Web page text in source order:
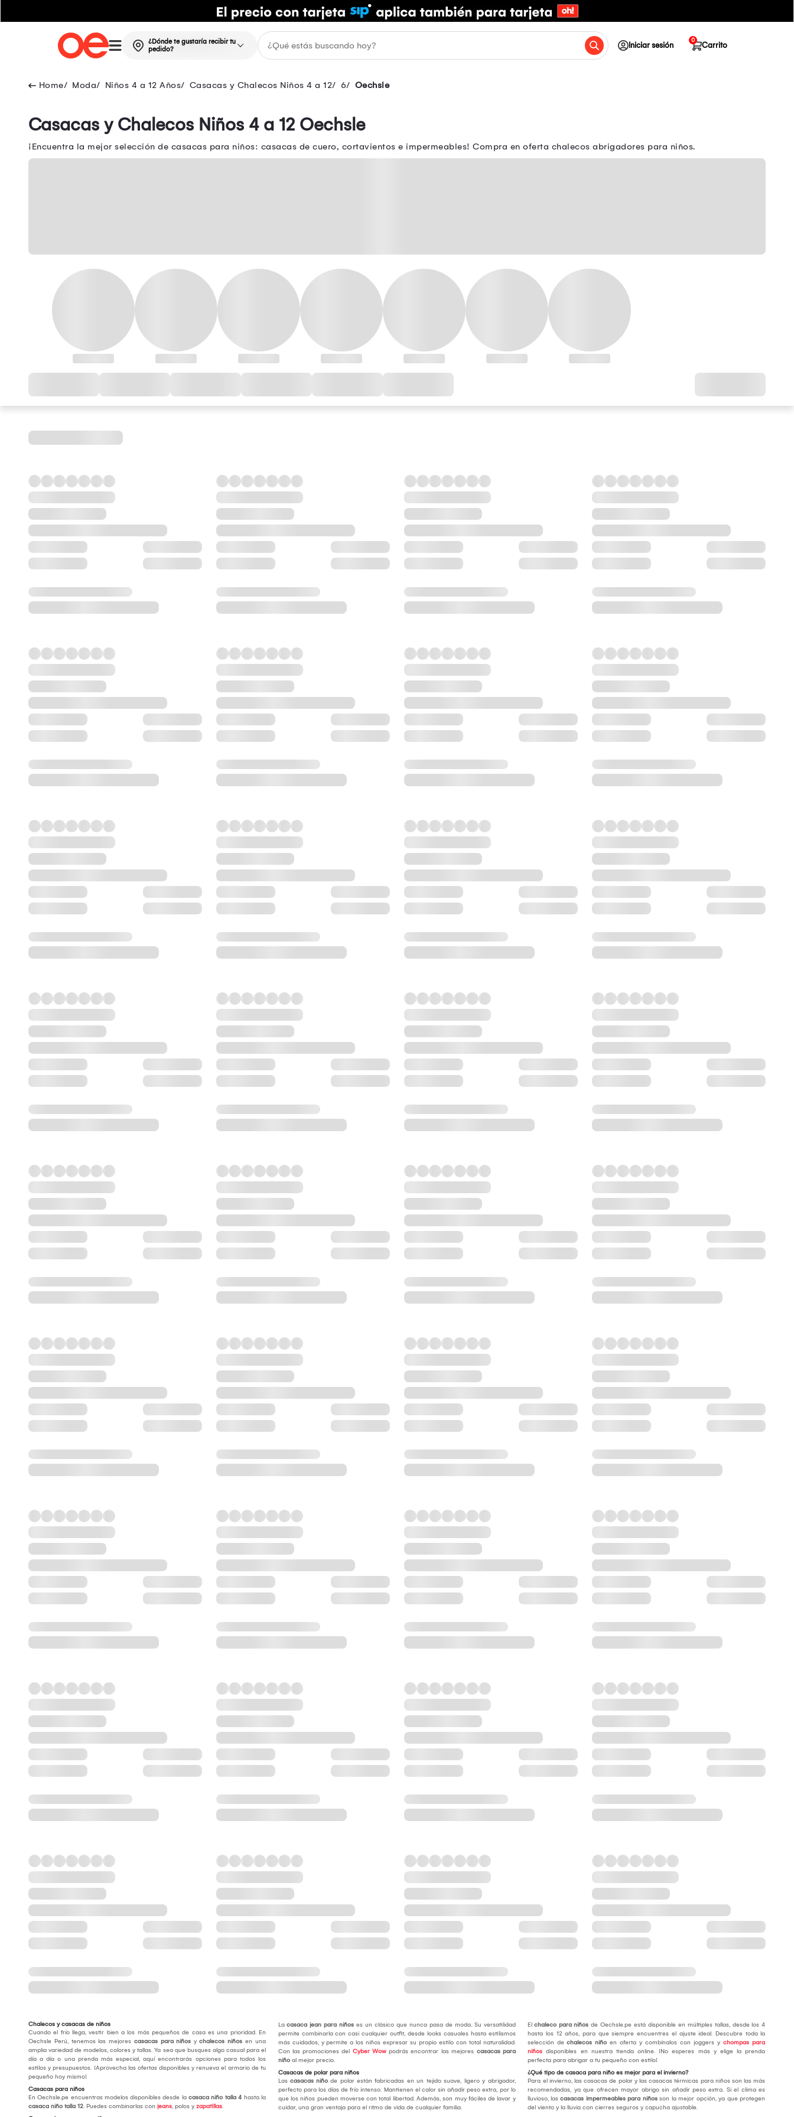
¿Dónde te gustaría recibir tu
pedido?
Iniciar sesión Carrito
0
Moda Niños 4 a 12 Años Casacas y Chalecos Niños 4 a 12 6 Oechsle
Casacas y Chalecos Niños 4 a 12 Oechsle
¡Encuentra la mejor selección de casacas para niños: casacas de cuero, cortavientos e impermeables! Compra en oferta chalecos abrigadores para niños.
Chalecos y casacas de niños
Cuando el frío llega, vestir bien a los más pequeños de casa es una prioridad. En
Oechsle Perú, tenemos las mejores casacas para niños y chalecos niños en una
amplia variedad de modelos, colores y tallas. Ya sea que busques algo casual para el
día a día o una prenda más especial, aquí encontrarás opciones para todos los
estilos y presupuestos. ¡Aprovecha las ofertas disponibles y renueva el armario de tu
pequeño hoy mismo!
Casacas para niños
En Oechsle.pe encuentras modelos disponibles desde la casaca niño talla 4 hasta la
casaca niño talla 12. Puedes combinarlas con jeans, polos y zapatillas.
La casaca jean para niñoses un clásico que nunca pasa de moda. Su versatilidad
permite combinarla con casi cualquier outfit, desde looks casuales hasta estilismos
más cuidados, y permite a los niños expresar su propio estilo con total naturalidad.
Con las promociones del Cyber Wowpodrás encontrar las mejores casacas para
niñoal mejor precio.
Casacas de polar para niños
Las casacas niñode polar están fabricadas en un tejido suave, ligero y abrigador,
perfecto para los días de frío intenso. Mantienen el calor sin añadir peso extra, por lo
que los niños pueden moverse con total libertad. Además, son muy fáciles de lavar y
cuidar, una gran ventaja para el ritmo de vida de cualquier familia.
Elchaleco para niños de Oechsle.pe está disponible en múltiples tallas, desde los 4
hasta los 12 años, para que siempre encuentres el ajuste ideal. Descubre toda la
selección dechalecos niño en oferta y combínalos con joggers ychompas para
niños disponibles en nuestra tienda online. ¡No esperes más y elige la prenda
perfecta para abrigar a tu pequeño con estilo!
¿Qué tipo de casaca para niño es mejor para el invierno?
Para el invierno, las casacas de polar y las casacas térmicas para niños son las más
recomendadas, ya que ofrecen mayor abrigo sin añadir peso extra. Si el clima es
lluvioso, lascasacas impermeables para niñosson la mejor opción, ya que protegen
del viento y la lluvia con cierres seguros y capucha ajustable.